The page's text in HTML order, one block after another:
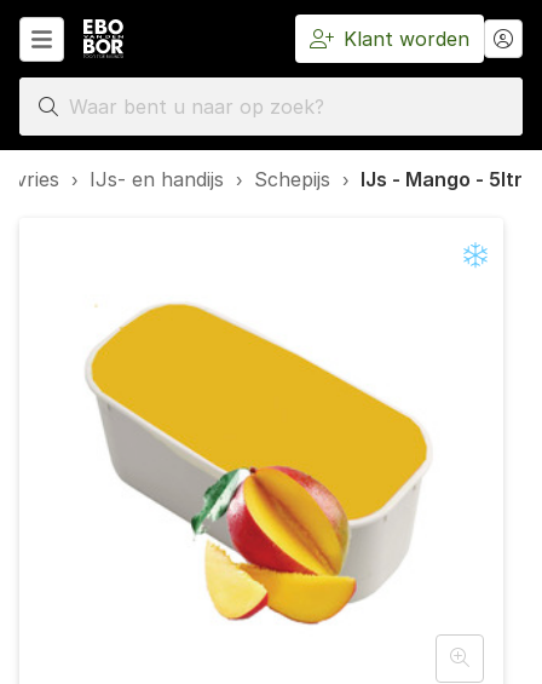
Klant worden
Home
› IJs- en handijs › Schepijs › IJs - Mango - 5ltr